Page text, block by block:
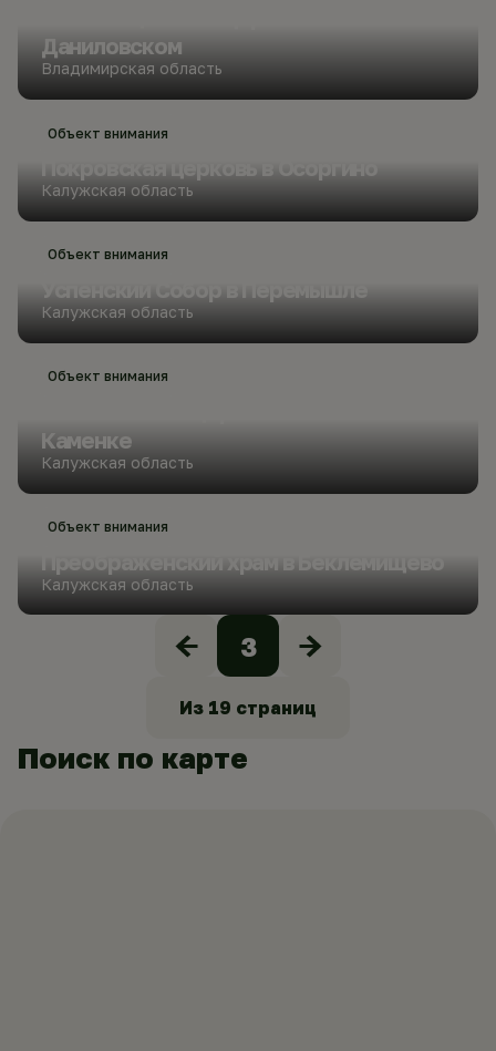
Даниловском
Владимирская область
Объект внимания
Калужская область
Объект внимания
Калужская область
Объект внимания
Каменке
Калужская область
Объект внимания
Калужская область
3
Из 19 страниц
Поиск по карте